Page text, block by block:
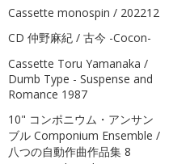
Cassette monospin / 202212
CD 仲野麻紀 / 古今 -Cocon-
Cassette Toru Yamanaka /
Dumb Type - Suspense and
Romance 1987
10" コンポニウム・アンサン
ブル Componium Ensemble /
八つの自動作曲作品集 8